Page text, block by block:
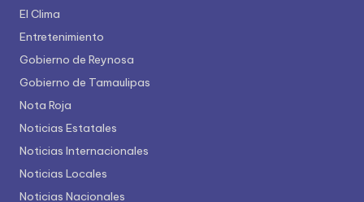
El Clima
Entretenimiento
Gobierno de Reynosa
Gobierno de Tamaulipas
Nota Roja
Noticias Estatales
Noticias Internacionales
Noticias Locales
Noticias Nacionales